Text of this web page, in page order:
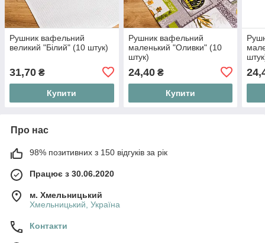
Рушник вафельний
великий "Білий" (10 штук)
31,70 ₴
Купити
Рушник вафельний
маленький "Оливки" (10
штук)
24,40₴
Купити
Про нас
98% позитивних з 150 відгуків за рік
Працює з 30.06.2020
м. Хмельницький
Хмельницький, Україна
Контакти